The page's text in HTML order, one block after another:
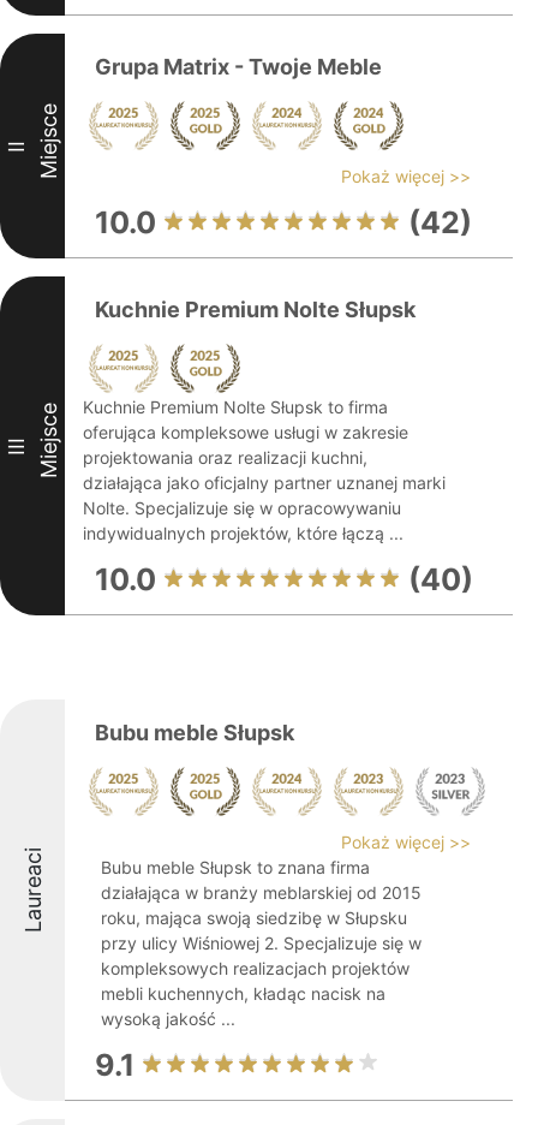
II Miejsce
Grupa Matrix - Twoje Meble
Pokaż więcej >>
10.0 (42)
III Miejsce
Kuchnie Premium Nolte Słupsk
Kuchnie Premium Nolte Słupsk to firma
oferująca kompleksowe usługi w zakresie
projektowania oraz realizacji kuchni,
działająca jako oficjalny partner uznanej marki
Nolte. Specjalizuje się w opracowywaniu
indywidualnych projektów, które łączą ...
10.0 (40)
Laureaci
Bubu meble Słupsk
Pokaż więcej >>
Bubu meble Słupsk to znana firma
działająca w branży meblarskiej od 2015
roku, mająca swoją siedzibę w Słupsku
przy ulicy Wiśniowej 2. Specjalizuje się w
kompleksowych realizacjach projektów
mebli kuchennych, kładąc nacisk na
wysoką jakość ...
9.1